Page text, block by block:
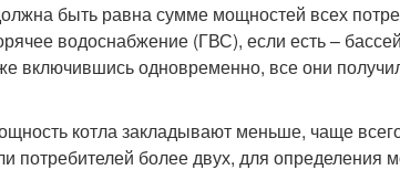
быть равна сумме мощностей всех
водоснабжение (ГВС), если есть –
включившись одновременно, все они
котла закладывают меньше, чаще
потребителей более двух, для определения